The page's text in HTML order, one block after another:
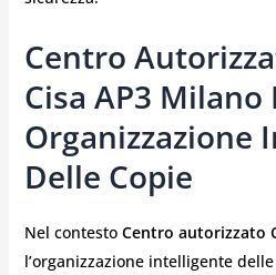
Centro
Cisa AP3 Milano
Organizzazione
Delle Copie
Nel contesto Centro autorizzato
l’organizzazione intelligente